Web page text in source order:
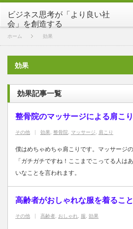
ホーム 効果
効果
効果記事一覧
整骨院のマッサージによる肩こ
その他 効果 整骨院 マッサージ 肩こり
僕はめちゃめちゃ肩こりです。マッサージ
「ガチガチですね！ここまでこってる人は
いなことを言われます。
高齢者がおしゃれな服を着るこ
その他 高齢者 おしゃれ 服 効果